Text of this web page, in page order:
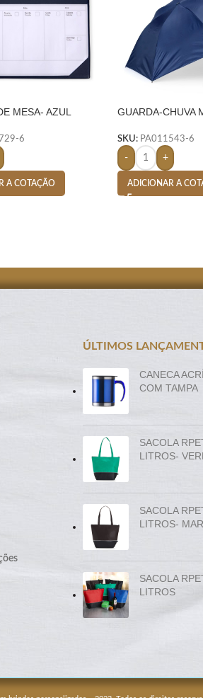
MESA- AZUL
6
A COTAÇÃO
GUARDA-CHUVA
SKU: PA011543-6
- +
ADICIONAR A
ÚLTIMOS
CANECA
COM TAMPA
SACOLA
LITROS-
SACOLA
LITROS-
SACOLA
LITROS